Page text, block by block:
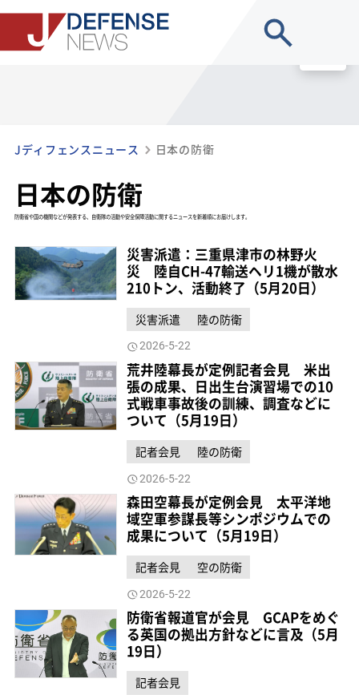
Jディフェンスニュース 日本の防衛
日本の防衛
防衛省や国の機関などが発表する、自衛隊の活動や安全保障活動に関するニュースを新着順にお届けします。
災害派遣：三重県津市の林野火
災 陸自CH-47輸送ヘリ1機が散水
210トン、活動終了（5月20日）
災害派遣 陸の防衛
2026-5-22
荒井陸幕長が定例記者会見 米出
張の成果、日出生台演習場での10
式戦車事故後の訓練、調査などに
ついて（5月19日）
記者会見 陸の防衛
2026-5-22
森田空幕長が定例会見 太平洋地
域空軍参謀長等シンポジウムでの
成果について（5月19日）
記者会見 空の防衛
2026-5-22
防衛省報道官が会見 GCAPをめぐ
る英国の拠出方針などに言及（5月
19日）
記者会見